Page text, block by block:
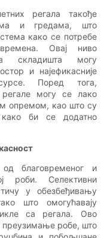
регала такође
и гредама, што
како се потребе
Овај ниво
складишта могу
и најефикасније
Поред тога,
регале могу се лако
опремом, као што су
би се додатно
благовременог и
роби. Селективни
у обезбеђивању
што омогућавају
са регала. Ово
преузимање робе, што